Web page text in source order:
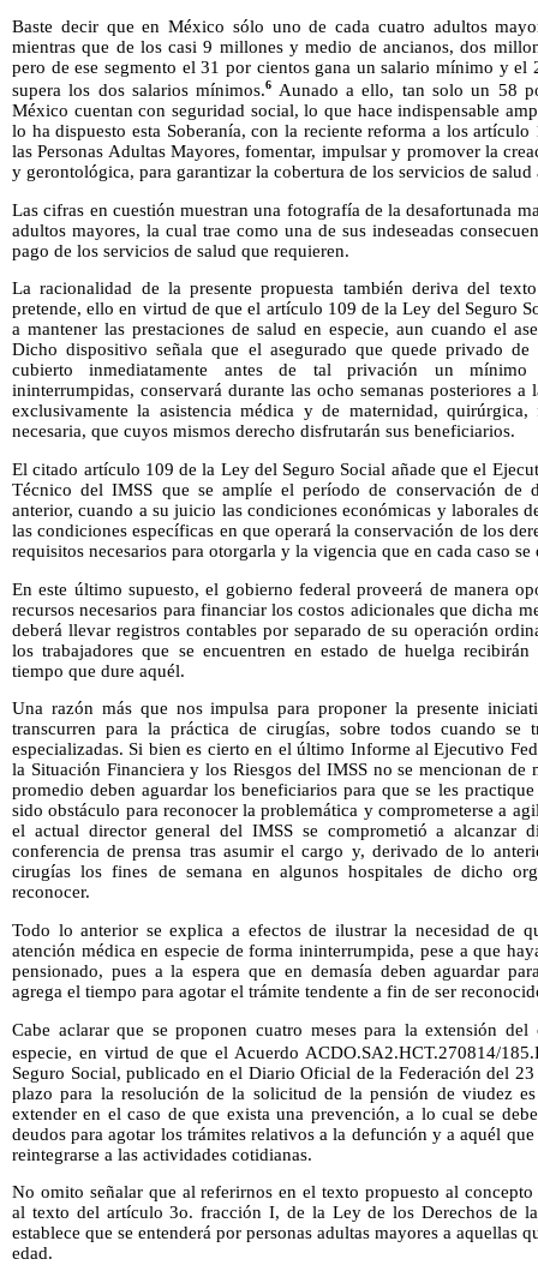
Baste decir que en México sólo uno de cada cuatro adultos
mientras que de los casi 9 millones y medio de ancianos, dos
pero de ese segmento el 31 por cientos gana un salario mínimo y el
supera los dos salarios mínimos.6
Aunado a ello, tan solo un 58
México cuentan con seguridad social, lo que hace indispensable
lo ha dispuesto esta Soberanía, con la reciente reforma a los
las Personas Adultas Mayores, fomentar, impulsar y promover la
y gerontológica, para garantizar la cobertura de los servicios de
Las cifras en cuestión muestran una fotografía de la desafortunada
adultos mayores, la cual trae como una de sus indeseadas
pago de los servicios de salud que requieren.
La racionalidad de la presente propuesta también deriva del
pretende, ello en virtud de que el artículo 109 de la Ley del Seguro
a mantener las prestaciones de salud en especie, aun cuando el
Dicho dispositivo señala que el asegurado que quede privado
cubierto inmediatamente antes de tal privación un mínimo
ininterrumpidas, conservará durante las ocho semanas posteriores
exclusivamente la asistencia médica y de maternidad,
necesaria, que cuyos mismos derecho disfrutarán sus beneficiarios.
El citado artículo 109 de la Ley del Seguro Social añade que el
Técnico del IMSS que se amplíe el período de conservación de
anterior, cuando a su juicio las condiciones económicas y laborales
las condiciones específicas en que operará la conservación de los
requisitos necesarios para otorgarla y la vigencia que en cada caso se
En este último supuesto, el gobierno federal proveerá de manera
recursos necesarios para financiar los costos adicionales que dicha
deberá llevar registros contables por separado de su operación
los trabajadores que se encuentren en estado de huelga
tiempo que dure aquél.
Una razón más que nos impulsa para proponer la presente
transcurren para la práctica de cirugías, sobre todos cuando se
especializadas. Si bien es cierto en el último Informe al Ejecutivo
la Situación Financiera y los Riesgos del IMSS no se mencionan de
promedio deben aguardar los beneficiarios para que se les
sido obstáculo para reconocer la problemática y comprometerse a
el actual director general del IMSS se comprometió a alcanzar
conferencia de prensa tras asumir el cargo y, derivado de lo
cirugías los fines de semana en algunos hospitales de dicho
reconocer.
Todo lo anterior se explica a efectos de ilustrar la necesidad de
atención médica en especie de forma ininterrumpida, pese a que
pensionado, pues a la espera que en demasía deben aguardar
agrega el tiempo para agotar el trámite tendente a fin de ser
Cabe aclarar que se proponen cuatro meses para la extensión del
especie, en virtud de que el Acuerdo ACDO.SA2.HCT.270814/
Seguro Social, publicado en el Diario Oficial de la Federación del
plazo para la resolución de la solicitud de la pensión de viudez
extender en el caso de que exista una prevención, a lo cual se
deudos para agotar los trámites relativos a la defunción y a aquél
reintegrarse a las actividades cotidianas.
No omito señalar que al referirnos en el texto propuesto al
al texto del artículo 3o. fracción I, de la Ley de los Derechos de
establece que se entenderá por personas adultas mayores a aquellas
edad.